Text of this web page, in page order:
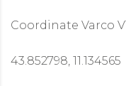
Coordinate Varco
43.852798, 11.134565